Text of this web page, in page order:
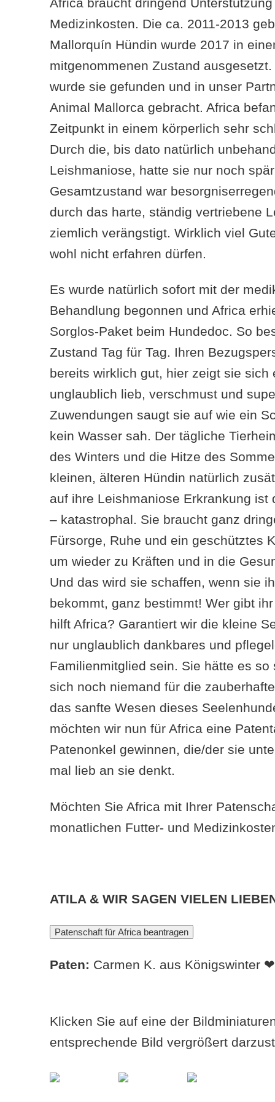
Medizinkosten. Die ca. 2011-2013
Mallorquín Hündin wurde 2017 in
mitgenommenen Zustand
wurde sie gefunden und in unser
Animal Mallorca gebracht. Africa
Zeitpunkt in einem körperlich sehr
Durch die, bis dato natürlich
Leishmaniose, hatte sie nur noch
Gesamtzustand war
durch das harte, ständig vertriebene
ziemlich verängstigt. Wirklich viel
wohl nicht erfahren dürfen.
Es wurde natürlich sofort mit der
Behandlung begonnen und Africa
Sorglos-Paket beim Hundedoc. So
Zustand Tag für Tag. Ihren
bereits wirklich gut, hier zeigt sie sich
unglaublich lieb, verschmust und
Zuwendungen saugt sie auf wie ein
kein Wasser sah. Der tägliche
des Winters und die Hitze des
kleinen, älteren Hündin natürlich
auf ihre Leishmaniose Erkrankung ist
– katastrophal. Sie braucht ganz
Fürsorge, Ruhe und ein geschütztes
um wieder zu Kräften und in die
Und das wird sie schaffen, wenn sie
bekommt, ganz bestimmt! Wer gibt
hilft Africa? Garantiert wir die kleine
nur unglaublich dankbares und
Familienmitglied sein. Sie hätte es so
sich noch niemand für die
das sanfte Wesen dieses
möchten wir nun für Africa eine
Patenonkel gewinnen, die/der sie
mal lieb an sie denkt.
Möchten Sie Africa mit Ihrer
monatlichen Futter- und
ATILA & WIR SAGEN VIELEN
Paten: Carmen K. aus Königswinter ❤
Klicken Sie auf eine der
entsprechende Bild vergrößert